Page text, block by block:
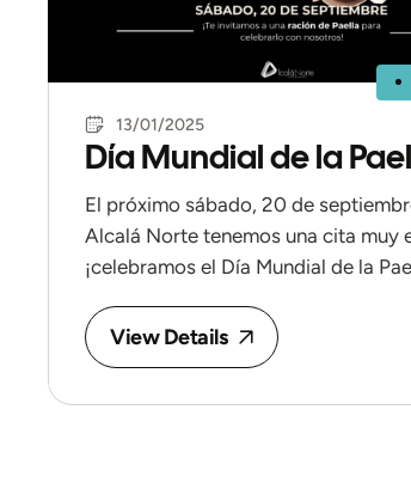
13/01/2025
Día Mundial de la
El próximo sábado, 20 de
Alcalá Norte tenemos una cita muy
¡celebramos el Día Mundial de la
View Details